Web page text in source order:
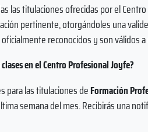
las titulaciones ofrecidas por el
pertinente, otorgándoles una
reconocidos y son válidos
en el Centro Profesional Joyfe?
para las titulaciones deFormación
semana del mes. Recibirás una